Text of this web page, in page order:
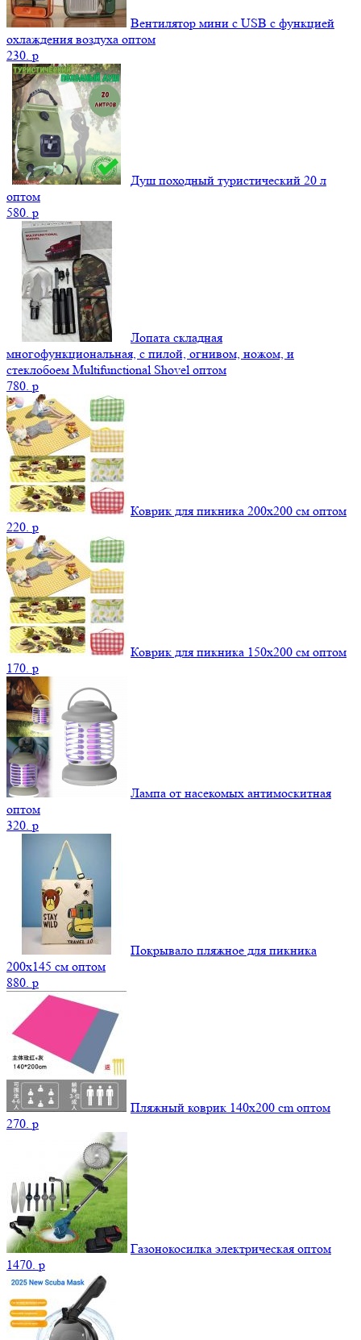
Вентилятор мини с USB с функцией
охлаждения воздуха оптом
230. p
Душ походный туристический 20 л
оптом
580. p
Лопата складная
многофункциональная, с пилой, огнивом, ножом, и
стеклобоем Multifunctional Shovel оптом
780. p
Коврик для пикника 200х200 см оптом
220. p
Коврик для пикника 150х200 см оптом
170. p
Лампа от насекомых антимоскитная
оптом
320. p
Покрывало пляжное для пикника
200х145 см оптом
880. p
Пляжный коврик 140х200 cm оптом
270. p
Газонокосилка электрическая оптом
1470. p